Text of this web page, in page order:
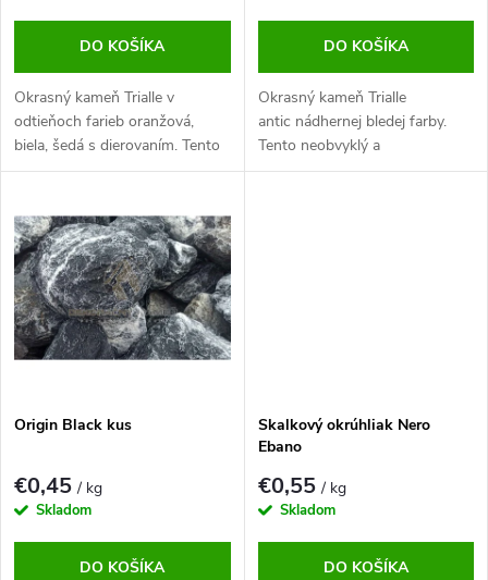
DO KOŠÍKA
Okrasný kameň Trialle v
odtieňoch farieb oranžová,
biela, šedá s dierovaním. Tento
neobvyklý a pútavý okrasný
záhradu. Je ideálny pre vodné
prvky.
DO KOŠÍKA
Okrasný kameň Trialle
antic nádhernej bledej farby.
Tento neobvyklý a
pútavý okrasný kameň určite
Origin Black kus
€0,45/ kg
Skladom
DO KOŠÍKA
Skalkový okrúhliak Nero
Ebano
€0,55/ kg
Skladom
DO KOŠÍKA